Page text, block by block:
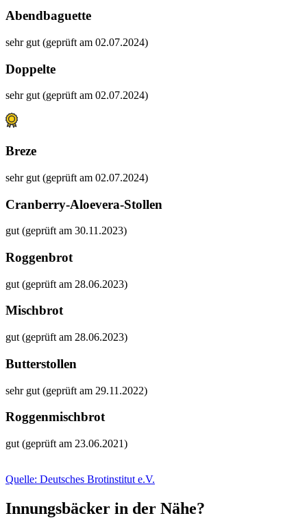
Abendbaguette
sehr gut (geprüft am 02.07.2024)
Doppelte
sehr gut (geprüft am 02.07.2024)
Breze
sehr gut (geprüft am 02.07.2024)
Cranberry-Aloevera-Stollen
gut (geprüft am 30.11.2023)
Roggenbrot
gut (geprüft am 28.06.2023)
Mischbrot
gut (geprüft am 28.06.2023)
Butterstollen
sehr gut (geprüft am 29.11.2022)
Roggenmischbrot
gut (geprüft am 23.06.2021)
Quelle: Deutsches Brotinstitut e.V.
Innungsbäcker in der Nähe?